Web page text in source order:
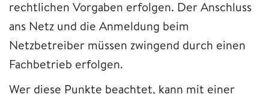
rechtlichen Vorgaben erfolgen. Der Anschluss
ans Netz und die Anmeldung beim
Netzbetreiber müssen zwingend durch einen
Fachbetrieb erfolgen.
Wer diese Punkte beachtet, kann mit einer